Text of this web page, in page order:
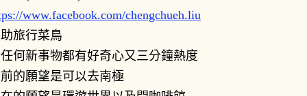
www.facebook.com/chengchueh.liu
旅行菜鳥
何新事物都有好奇心又三分鐘熱度
的願望是可以去南極